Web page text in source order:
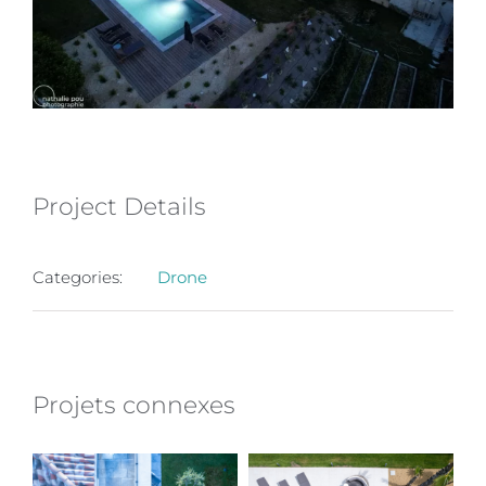
Project Details
Categories: Drone
Projets connexes